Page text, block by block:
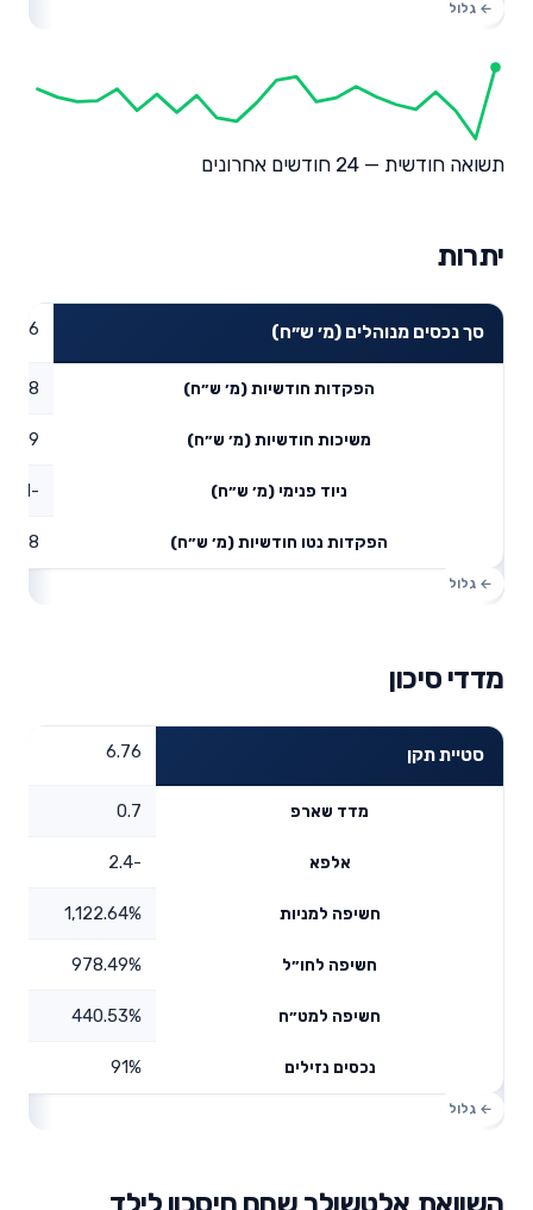
תשואה חודשית — 24 חודשים אחרונים
יתרות
סך נכסים מנוהלים (מ׳ ש״ח)
הפקדות חודשיות (מ׳ ש״ח)
משיכות חודשיות (מ׳ ש״ח) 7.09
ניוד פנימי (מ׳ ש״ח) -7.41
הפקדות נטו חודשיות (מ׳ ש״ח) 0.28
מדדי סיכון
סטיית תקן 6.76
מדד שארפ 0.7
אלפא -2.4
חשיפה למניות 1,122.64%
חשיפה לחו״ל 978.49%
חשיפה למט״ח 440.53%
נכסים נזילים 91%